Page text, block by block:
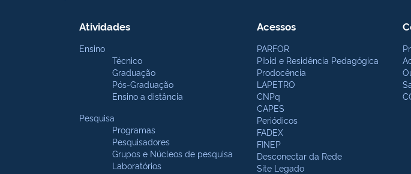
Atividades
Ensino
Técnico
Graduação
Pós-Graduação
Ensino a distância
Pesquisa
Programas
Pesquisadores
Grupos e Núcleos de pesquisa
Laboratórios
Acessos
PARFOR
Pibid e Residência Pedagógica
Prodocência
LAPETRO
CNPq
CAPES
Periódicos
FADEX
FINEP
Desconectar da Rede
Site Legado